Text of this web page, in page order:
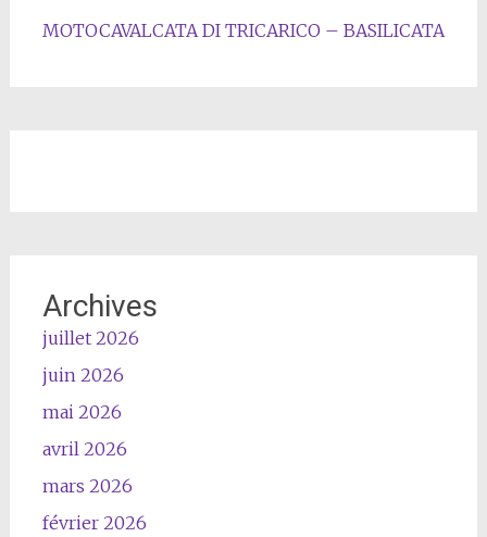
MOTOCAVALCATA DI TRICARICO – BASILICATA
Archives
juillet 2026
juin 2026
mai 2026
avril 2026
mars 2026
février 2026